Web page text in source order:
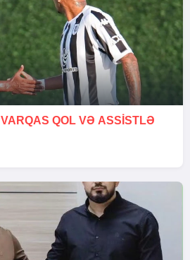
VARQAS QOL VƏ ASSİSTLƏ